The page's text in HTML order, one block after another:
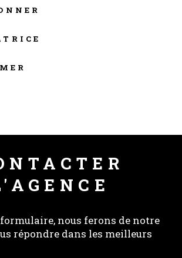
nous ferons de notre
répondre dans les meilleurs